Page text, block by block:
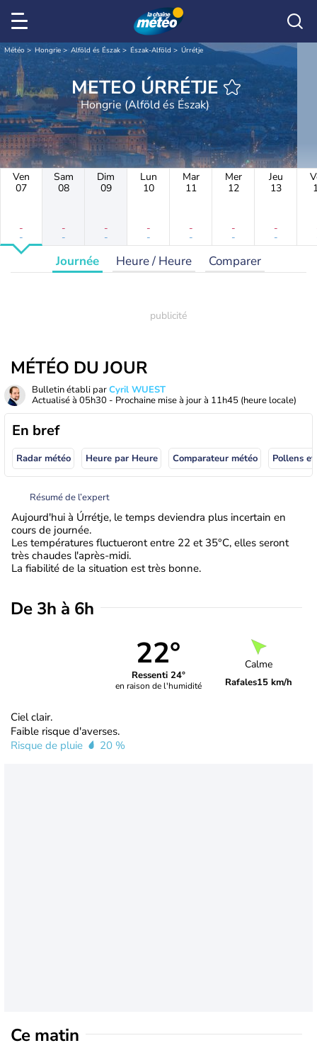
Météo Hongrie Alföld és Észak Észak-Alföld Úrrétje
METEO ÚRRÉTJE
Hongrie (Alföld és Észak)
Ven
07
-
-
Sam
08
-
-
Dim
09
-
-
Lun
10
-
-
Mar
11
-
-
Mer
12
-
-
Jeu
13
-
-
Journée Heure / Heure Comparer
MÉTÉO DU JOUR
Bulletin établi parCyril WUEST
Actualisé à 05h30 - Prochaine mise à jour à 11h45 (heure locale)
En bref
Radar météo Heure par Heure Comparateur météo Pollens
Résumé de l’expert
Aujourd'hui à Úrrétje, le temps deviendra plus incertain en
cours de journée.
Les températures fluctueront entre 22 et 35°C, elles seront
très chaudes l'après-midi.
La fiabilité de la situation est très bonne.
De 3h à 6h
22°
Ressenti 24°
en raison de l'humidité
Calme
Rafales15 km/h
Ciel clair.
Faible risque d'averses.
Risque de pluie
20 %
Ce matin